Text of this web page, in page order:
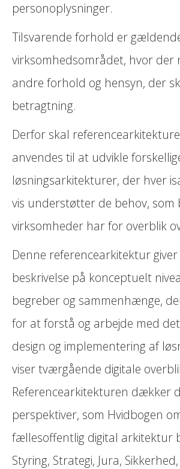
personoplysninger.
Tilsvarende forhold er
virksomhedsområdet, hvor der
andre forhold og hensyn, der
betragtning.
Derfor skal
anvendes til at udvikle
løsningsarkitekturer, der hver
vis understøtter de behov, som
virksomheder har for overblik
Denne referencearkitektur
beskrivelse på konceptuelt
begreber og sammenhænge,
for at forstå og arbejde med
design og implementering af
viser tværgående digitale
Referencearkitekturen dækker
perspektiver, som Hvidbogen
fællesoffentlig digital arkitektur
Styring, Strategi, Jura,